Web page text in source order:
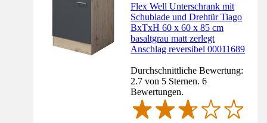
Flex Well Unterschrank mit
Schublade und Drehtür Tiago
BxTxH 60 x 60 x 85 cm
basaltgrau matt zerlegt
Anschlag reversibel 00011689
Durchschnittliche Bewertung:
2.7 von 5 Sternen. 6
Bewertungen.